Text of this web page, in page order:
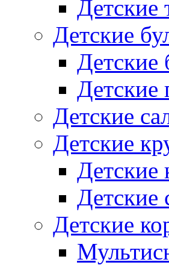
Детские
Детские
Детские
Детские
Детские
Детские
Детские
Детские
Детские